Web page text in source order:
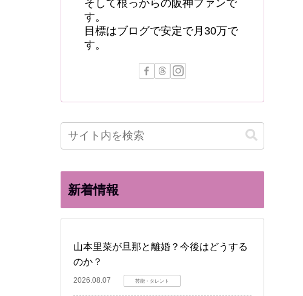
そして根っからの阪神ファンで
す。
目標はブログで安定で月30万で
す。
新着情報
山本里菜が旦那と離婚？今後はどうする
のか？
2026.08.07 芸能・タレント